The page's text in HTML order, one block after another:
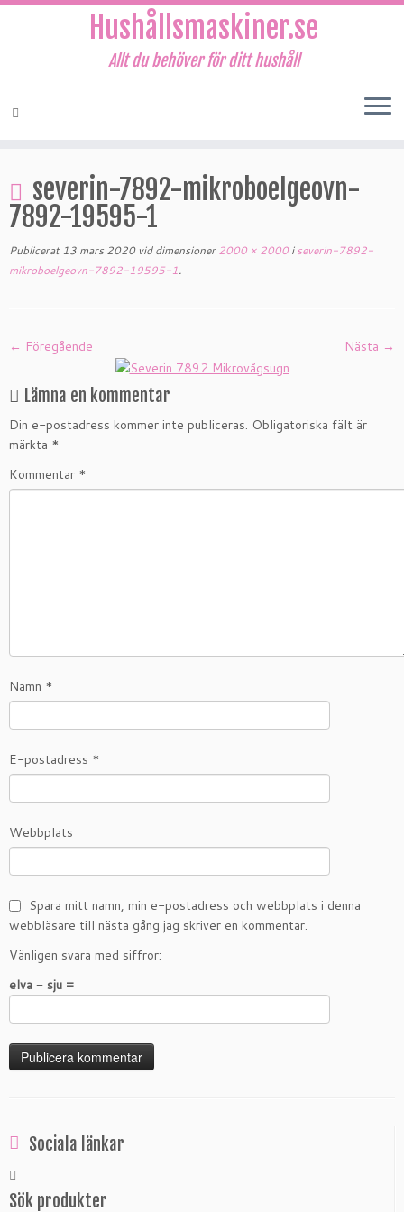
innehåll
Hushållsmaskiner.se
Allt du behöver för ditt hushåll
severin-7892-mikroboelgeovn-
7892-19595-1
Publicerat 13 mars 2020vid dimensioner2000 × 2000iseverin-7892-
mikroboelgeovn-7892-19595-1.
← Föregående Nästa →
Lämna en kommentar
Din e-postadress kommer inte publiceras. Obligatoriska fält är
märkta *
Kommentar *
Namn *
E-postadress *
Webbplats
Spara mitt namn, min e-postadress och webbplats i denna
webbläsare till nästa gång jag skriver en kommentar.
Vänligen svara med siffror:
elva − sju =
Sociala länkar
Sök produkter